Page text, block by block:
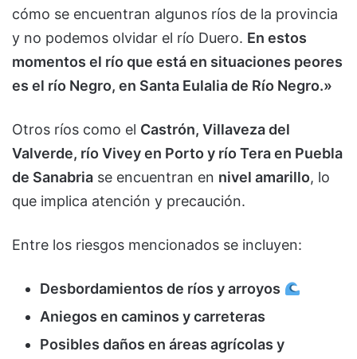
cómo se encuentran algunos ríos de la provincia
y no podemos olvidar el río Duero. En estos
momentos el río que está en situaciones peores
es el río Negro, en Santa Eulalia de Río Negro.»
Otros ríos como el Castrón, Villaveza del
Valverde, río Vivey en Porto y río Tera en Puebla
de Sanabria se encuentran en nivel amarillo, lo
que implica atención y precaución.
Entre los riesgos mencionados se incluyen:
Desbordamientos de ríos y arroyos
Aniegos en caminos y carreteras
Posibles daños en áreas agrícolas y